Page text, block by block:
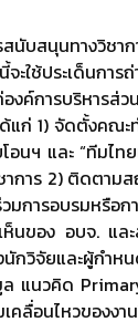
สนับสนุนทาง
จะใช้ประเด็น
งค์การบริหาร
ก่ 1) จัดตั้งคณ
นฯ และ “ทีม
การ 2) ติดตาม
มการอบรมหรื
นของ อบจ. แ
นักวิจัยและผู้ก
มูล แนวคิด
คลื่อนไหวของ